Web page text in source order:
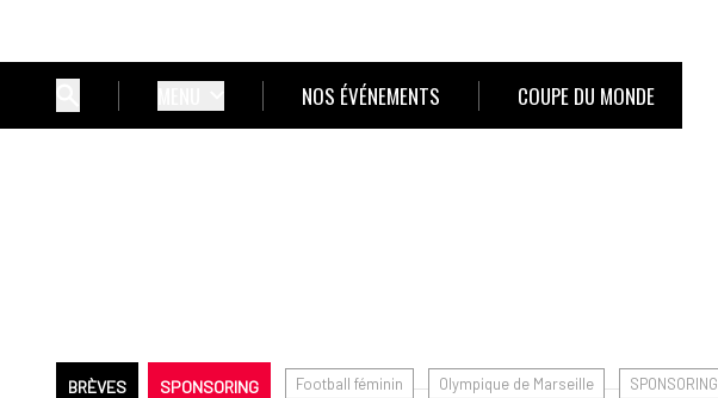
NOS ÉVÉNEMENTS COUPE DU MONDE
BRÈVES SPONSORING Football féminin Olympique de Marseille SPONSORING